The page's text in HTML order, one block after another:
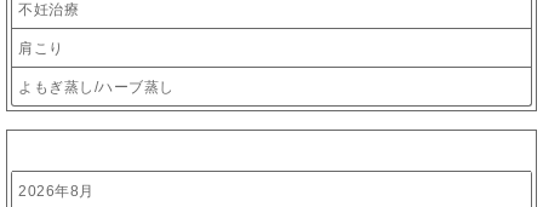
不妊治療
肩こり
よもぎ蒸し/ハーブ蒸し
2026年8月